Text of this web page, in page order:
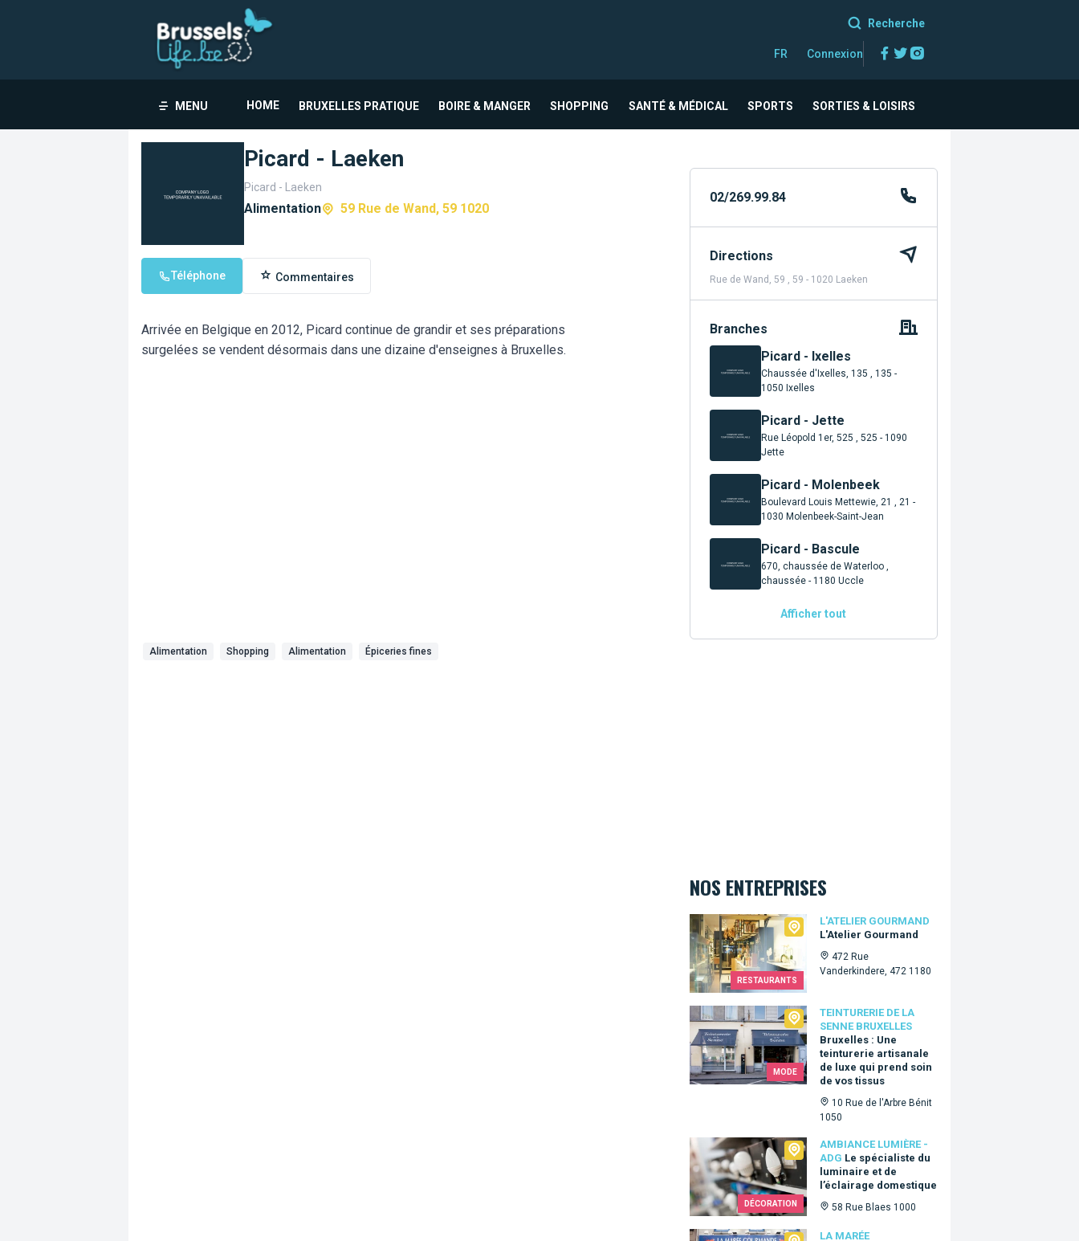
Recherche
FR Connexion Facebook
Twitter
MENU HOME BRUXELLES PRATIQUE BOIRE & MANGER SHOPPING SANTÉ & MÉDICAL SPORTS SORTIES & LOISIRS
Picard - Laeken
Picard - Laeken
Alimentation 59 Rue de Wand, 59 1020
Téléphone Commentaires
Arrivée en Belgique en 2012, Picard continue de grandir et ses préparations
surgelées se vendent désormais dans une dizaine d'enseignes à Bruxelles.
Alimentation Shopping Alimentation Épiceries fines
02/269.99.84
Directions
Rue de Wand, 59 , 59 - 1020 Laeken
Branches
Picard - Ixelles
Chaussée d'Ixelles, 135 , 135 -
1050 Ixelles
Picard - Jette
Rue Léopold 1er, 525 , 525 - 1090
Jette
Picard - Molenbeek
Boulevard Louis Mettewie, 21 , 21 -
1030 Molenbeek-Saint-Jean
Picard - Bascule
670, chaussée de Waterloo ,
chaussée - 1180 Uccle
Afficher tout
NOS ENTREPRISES
RESTAURANTS
L'ATELIER GOURMAND
L'Atelier Gourmand
472 Rue
Vanderkindere, 472 1180
L'Atelier Gourmand
MODE
TEINTURERIE DE LA
SENNE BRUXELLES
Bruxelles : Une
teinturerie artisanale
de luxe qui prend soin
de vos tissus
10 Rue de l'Arbre Bénit
1050
Teinturerie de la Senne Bruxelles
DÉCORATION
AMBIANCE LUMIÈRE -
ADG Le spécialiste du
luminaire et de
l’éclairage domestique
58 Rue Blaes 1000
Ambiance Lumière - ADG
LA MARÉE
La Marée Gourmande